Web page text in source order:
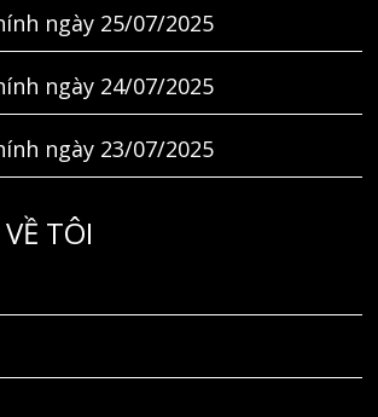
ngày 25/07/2025
ngày 24/07/2025
ngày 23/07/2025
TÔI